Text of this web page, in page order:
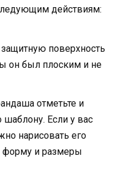
действиям:
поверхность
он был плоским и не
отметьте и
Если у вас
нарисовать его
форму и размеры